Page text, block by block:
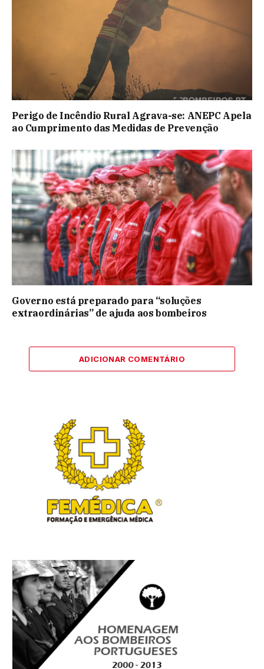
Perigo de Incêndio Rural Agrava-se: ANEPC Apela
ao Cumprimento das Medidas de Prevenção
Governo está preparado para “soluções
extraordinárias” de ajuda aos bombeiros
ADICIONAR COMENTÁRIO